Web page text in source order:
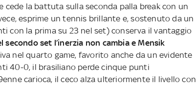
la battuta sulla seconda palla break con un
esprime un tennis brillante e, sostenuto da un
con la prima su 23 nel set) conserva il vantaggio
secondo set l’inerzia non cambia e Mensik
nel quarto game, favorito anche da un evidente
40-0, il brasiliano perde cinque punti
carioca, il ceco alza ulteriormente il livello con